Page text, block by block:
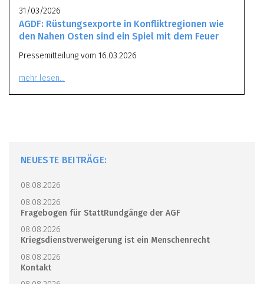
31/03/2026
AGDF: Rüstungsexporte in Konfliktregionen wie
den Nahen Osten sind ein Spiel mit dem Feuer
Pressemitteilung vom 16.03.2026
mehr lesen…
NEUESTE BEITRÄGE:
08.08.2026
08.08.2026
Fragebogen für StattRundgänge der AGF
08.08.2026
Kriegsdienstverweigerung ist ein Menschenrecht
08.08.2026
Kontakt